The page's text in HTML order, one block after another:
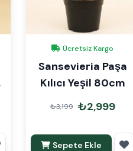
Ücretsiz Kargo
Sansevieria Paşa
Kılıcı Yeşil 80cm
₺3,199 ₺2,999
Sepete Ekle